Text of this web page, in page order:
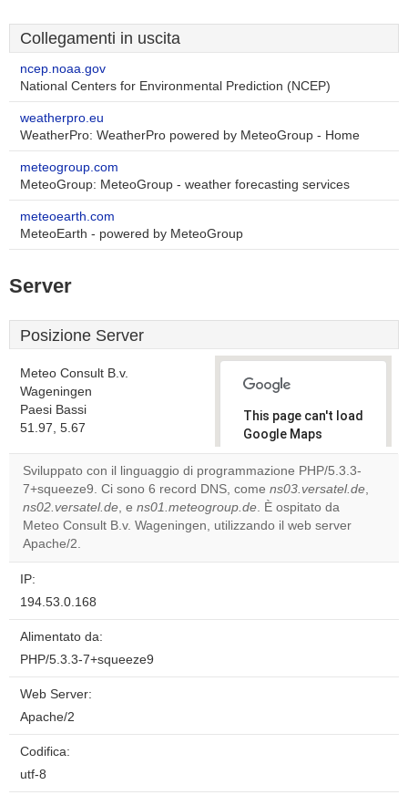
Collegamenti in uscita
ncep.noaa.gov
National Centers for Environmental Prediction (NCEP)
weatherpro.eu
WeatherPro: WeatherPro powered by MeteoGroup - Home
meteogroup.com
MeteoGroup: MeteoGroup - weather forecasting services
meteoearth.com
MeteoEarth - powered by MeteoGroup
Server
Posizione Server
Meteo Consult B.v.
Wageningen
Paesi Bassi
51.97, 5.67
This page can't load
Google Maps
correctly.
Do you
own this
website?
Sviluppato con il linguaggio di programmazione PHP/5.3.3-
7+squeeze9. Ci sono 6 record DNS, come ns03.versatel.de,
ns02.versatel.de, e ns01.meteogroup.de. È ospitato da
Meteo Consult B.v. Wageningen, utilizzando il web server
Apache/2.
IP:
194.53.0.168
Alimentato da:
PHP/5.3.3-7+squeeze9
Web Server:
Apache/2
Codifica:
utf-8